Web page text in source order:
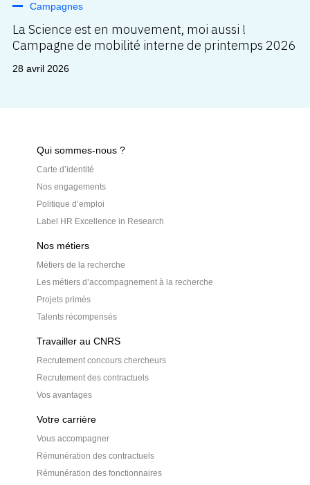
Campagnes
La Science est en mouvement, moi aussi !
Campagne de mobilité interne de printemps 2026
28 avril 2026
Qui sommes-nous ?
Carte d’identité
Nos engagements
Politique d’emploi
Label HR Excellence in Research
Nos métiers
Métiers de la recherche
Les métiers d’accompagnement à la recherche
Projets primés
Talents récompensés
Travailler au CNRS
Recrutement concours chercheurs
Recrutement des contractuels
Vos avantages
Votre carrière
Vous accompagner
Rémunération des contractuels
Rémunération des fonctionnaires